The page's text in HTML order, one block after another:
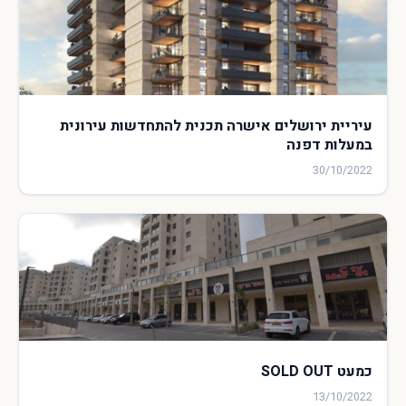
עיריית ירושלים אישרה תכנית להתחדשות עירונית
במעלות דפנה
30/10/2022
כמעט SOLD OUT
13/10/2022